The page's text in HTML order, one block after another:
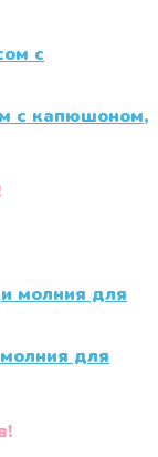
с капюшоном,
для